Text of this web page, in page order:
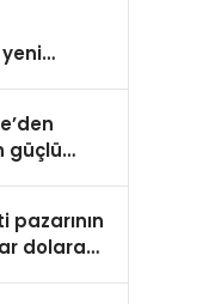
güçlü
pazarının
dolara